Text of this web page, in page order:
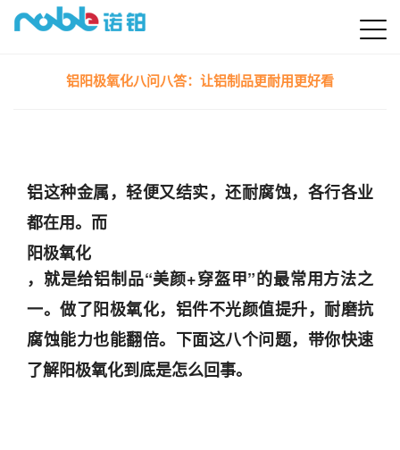
铝阳极氧化八问八答：让铝制品更耐用更好看
铝这种金属，轻便又结实，还耐腐蚀，各行各业
都在用。而
阳极氧化
，就是给铝制品“美颜+穿盔甲”的最常用方法之
一。做了阳极氧化，铝件不光颜值提升，耐磨抗
腐蚀能力也能翻倍。下面这八个问题，带你快速
了解阳极氧化到底是怎么回事。